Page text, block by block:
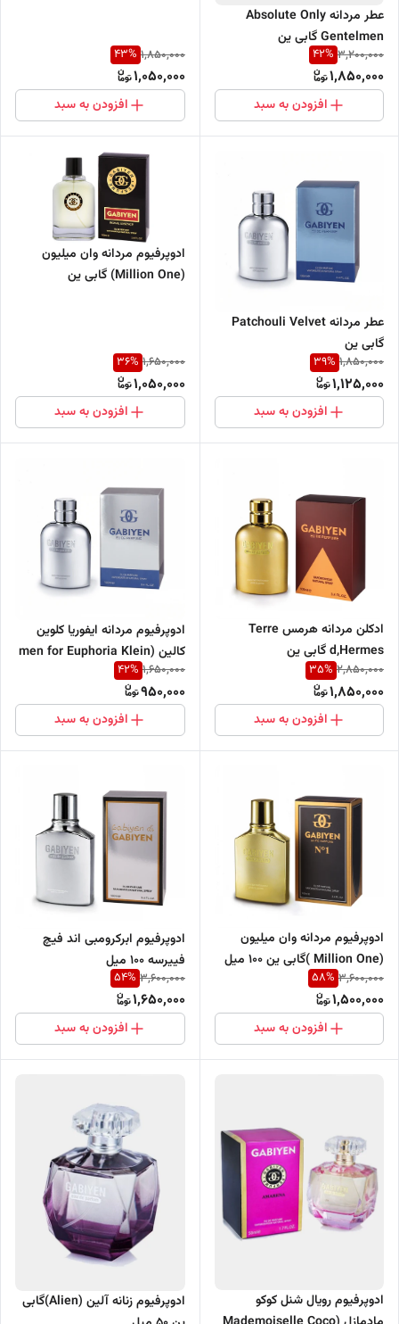
عطر مردانه Absolute Only
Gentelmen گابی ین
3,200,000
42%
1,850,000
افزودن به سبد
1,850,000
43%
1,050,000
افزودن به سبد
عطر مردانه Patchouli Velvet
گابی ین
1,850,000
39%
1,125,000
افزودن به سبد
ادوپرفیوم مردانه وان میلیون
(Million One) گابی ین
1,650,000
36%
1,050,000
افزودن به سبد
ادکلن مردانه هرمس Terre
d,Hermes گابی ین
2,850,000
35%
1,850,000
افزودن به سبد
ادوپرفیوم مردانه ایفوریا کلوین
کالین (men for Euphoria Klein
Calvin )گابی ین
1,650,000
42%
950,000
افزودن به سبد
ادوپرفیوم مردانه وان میلیون
(Million One )گابی ین 100 میل
3,600,000
58%
1,500,000
افزودن به سبد
ادوپرفیوم ابرکرومبی اند فیچ
فییرسه 100 میل
3,600,000
54%
1,650,000
افزودن به سبد
ادوپرفیوم رویال شنل کوکو
ادوپرفیوم زنانه آلین (Alien)گابی